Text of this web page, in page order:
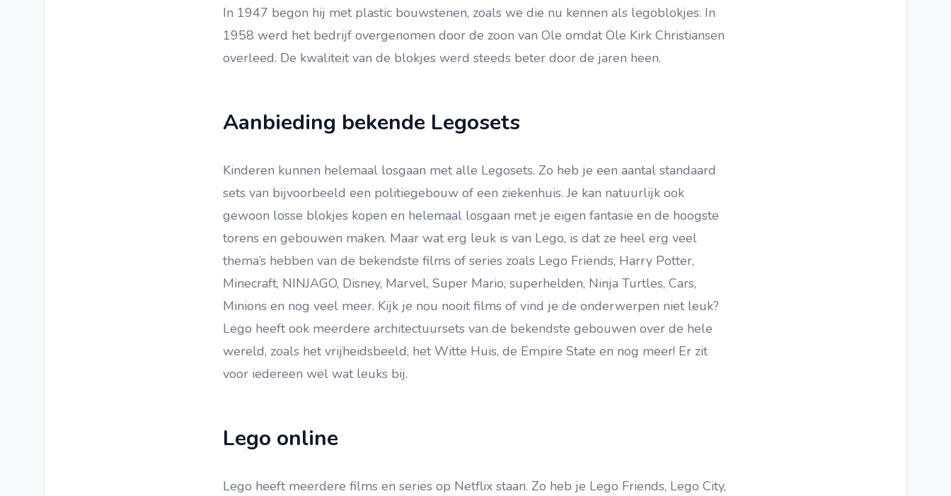
In 1947 begon hij met plastic bouwstenen, zoals we die nu kennen als legoblokjes. In
1958 werd het bedrijf overgenomen door de zoon van Ole omdat Ole Kirk Christiansen
overleed. De kwaliteit van de blokjes werd steeds beter door de jaren heen.
Aanbieding bekende Legosets
Kinderen kunnen helemaal losgaan met alle Legosets. Zo heb je een aantal standaard
sets van bijvoorbeeld een politiegebouw of een ziekenhuis. Je kan natuurlijk ook
gewoon losse blokjes kopen en helemaal losgaan met je eigen fantasie en de hoogste
torens en gebouwen maken. Maar wat erg leuk is van Lego, is dat ze heel erg veel
thema’s hebben van de bekendste films of series zoals Lego Friends, Harry Potter,
Minecraft, NINJAGO, Disney, Marvel, Super Mario, superhelden, Ninja Turtles, Cars,
Minions en nog veel meer. Kijk je nou nooit films of vind je de onderwerpen niet leuk?
Lego heeft ook meerdere architectuursets van de bekendste gebouwen over de hele
wereld, zoals het vrijheidsbeeld, het Witte Huis, de Empire State en nog meer! Er zit
voor iedereen wel wat leuks bij.
Lego online
Lego heeft meerdere films en series op Netflix staan. Zo heb je Lego Friends, Lego City,